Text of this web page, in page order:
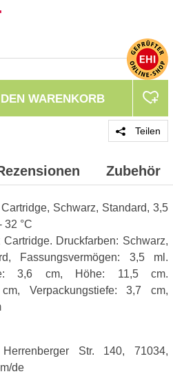
WARENKORB
Teilen
Zubehör
Schwarz, Standard, 3,5
32 °C
Druckfarben: Schwarz,
Fassungsvermögen: 3,5 ml.
3,6 cm, Höhe: 11,5 cm.
Verpackungstiefe: 3,7 cm,
Herrenberger Str. 140, 71034,
de